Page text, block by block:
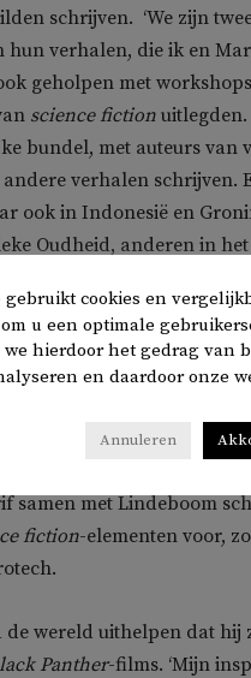
schrijven. ‘We zijn
hun verhalen, die ik en
geholpen met
science fiction
bundel, met auteurs van
verhalen schrijven.
ook in Indonesië en
Oudheid, anderen in
bezig is geweest met
met het genre. ‘Ik lees
achtergrond, ook
Alles is mogelijk. In
is een Afrikaans
samen met Lindeboom
fiction-elementen voor,
wereld uithelpen dat hij
Panther-films. ‘Mijn
gebruikt cookies en
u een optimale
hierdoor het gedrag van
en daardoor onze
Annuleren